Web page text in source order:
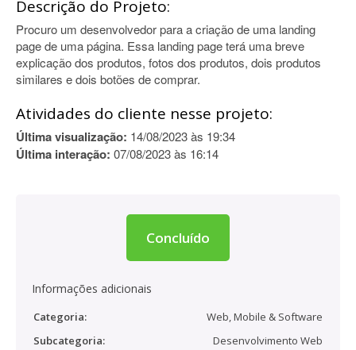
Descrição do Projeto:
Procuro um desenvolvedor para a criação de uma landing
page de uma página. Essa landing page terá uma breve
explicação dos produtos, fotos dos produtos, dois produtos
similares e dois botões de comprar.
Atividades do cliente nesse projeto:
Última visualização: 14/08/2023 às 19:34
Última interação: 07/08/2023 às 16:14
Concluído
Informações adicionais
Categoria:
Web, Mobile & Software
Subcategoria:
Desenvolvimento Web